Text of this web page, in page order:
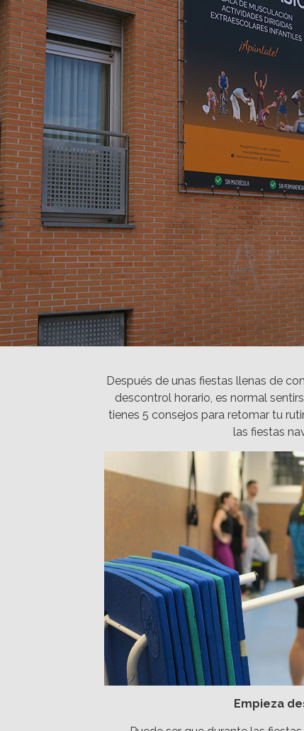
Después de unas fiestas llenas de
descontrol horario, es normal
tienes 5 consejos para retomar tu
las fiestas
Empieza